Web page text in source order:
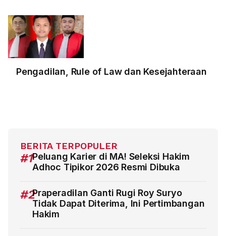
Pengadilan, Rule of Law dan Kesejahteraan
BERITA TERPOPULER
#1Peluang Karier di MA! Seleksi Hakim
Adhoc Tipikor 2026 Resmi Dibuka
#2Praperadilan Ganti Rugi Roy Suryo
Tidak Dapat Diterima, Ini Pertimbangan
Hakim